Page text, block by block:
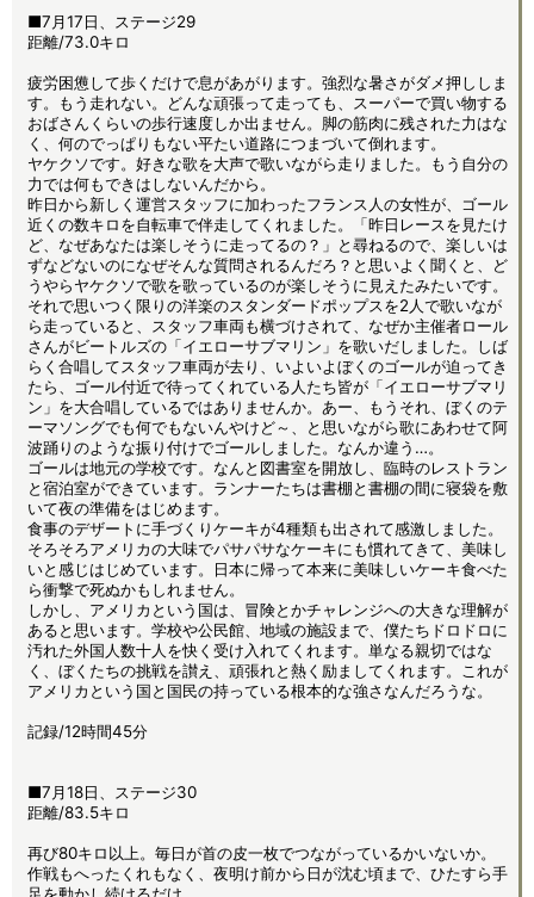
■7月17日、ステージ29
距離/73.0キロ
疲労困憊して歩くだけで息があがります。強烈な暑さがダメ押ししま
す。もう走れない。どんな頑張って走っても、スーパーで買い物する
おばさんくらいの歩行速度しか出ません。脚の筋肉に残された力はな
く、何のでっぱりもない平たい道路につまづいて倒れます。
ヤケクソです。好きな歌を大声で歌いながら走りました。もう自分の
力では何もできはしないんだから。
昨日から新しく運営スタッフに加わったフランス人の女性が、ゴール
近くの数キロを自転車で伴走してくれました。「昨日レースを見たけ
ど、なぜあなたは楽しそうに走ってるの？」と尋ねるので、楽しいは
ずなどないのになぜそんな質問されるんだろ？と思いよく聞くと、ど
うやらヤケクソで歌を歌っているのが楽しそうに見えたみたいです。
それで思いつく限りの洋楽のスタンダードポップスを2人で歌いなが
ら走っていると、スタッフ車両も横づけされて、なぜか主催者ロール
さんがビートルズの「イエローサブマリン」を歌いだしました。しば
らく合唱してスタッフ車両が去り、いよいよぼくのゴールが迫ってき
たら、ゴール付近で待ってくれている人たち皆が「イエローサブマリ
ン」を大合唱しているではありませんか。あー、もうそれ、ぼくのテ
ーマソングでも何でもないんやけど～、と思いながら歌にあわせて阿
波踊りのような振り付けでゴールしました。なんか違う…。
ゴールは地元の学校です。なんと図書室を開放し、臨時のレストラン
と宿泊室ができています。ランナーたちは書棚と書棚の間に寝袋を敷
いて夜の準備をはじめます。
食事のデザートに手づくりケーキが4種類も出されて感激しました。
そろそろアメリカの大味でパサパサなケーキにも慣れてきて、美味し
いと感じはじめています。日本に帰って本来に美味しいケーキ食べた
ら衝撃で死ぬかもしれません。
しかし、アメリカという国は、冒険とかチャレンジへの大きな理解が
あると思います。学校や公民館、地域の施設まで、僕たちドロドロに
汚れた外国人数十人を快く受け入れてくれます。単なる親切ではな
く、ぼくたちの挑戦を讃え、頑張れと熱く励ましてくれます。これが
アメリカという国と国民の持っている根本的な強さなんだろうな。
記録/12時間45分
■7月18日、ステージ30
距離/83.5キロ
再び80キロ以上。毎日が首の皮一枚でつながっているかいないか。
作戦もへったくれもなく、夜明け前から日が沈む頃まで、ひたすら手
足を動かし続けるだけ。